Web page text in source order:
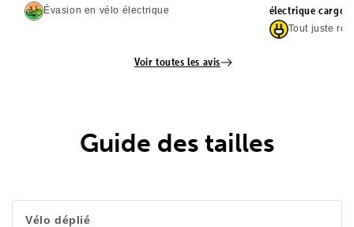
Évasion en vélo électrique
électrique cargo
Tout juste
Voir toutes les avis
Guide des tailles
Vélo déplié